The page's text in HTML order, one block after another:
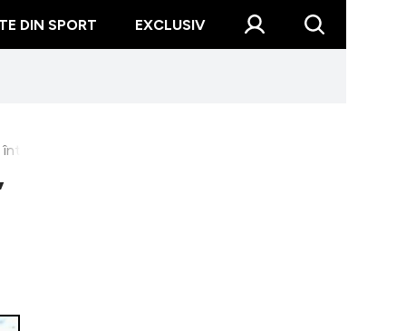
DIN SPORT EXCLUSIV
vreodată să vă închideți în...”